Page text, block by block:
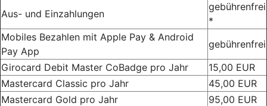
Aus- und Einzahlungen
gebührenfrei
*
Mobiles Bezahlen mit Apple Pay & Android
Pay App
gebührenfrei
Girocard Debit Master CoBadge pro Jahr
15,00 EUR
Mastercard Classic pro Jahr
45,00 EUR
Mastercard Gold pro Jahr
95,00 EUR